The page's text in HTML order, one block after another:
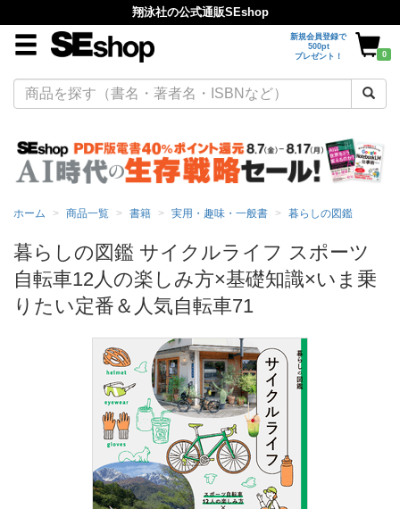
翔泳社の公式通販SEshop
新規会員登録で
500pt
プレゼント！
0
ホーム 商品一覧 書籍 実用・趣味・一般書 暮らしの図鑑
暮らしの図鑑 サイクルライフ スポーツ
自転車12人の楽しみ方×基礎知識×いま乗
りたい定番＆人気自転車71